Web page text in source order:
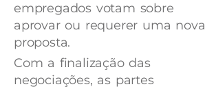
empregados votam sobre
aprovar ou requerer uma nova
proposta.
Com a finalização das
negociações, as partes